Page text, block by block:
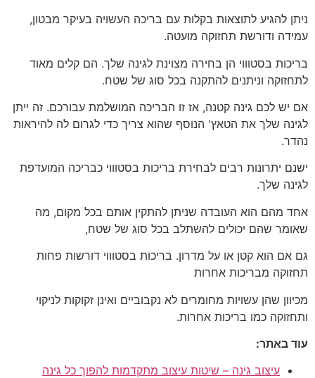
ניתן להגיע לתוצאות בקלות עם בריכה העשויה בעיקר מבטון,
עמידה ודורשת תחזוקה מועטה.
בריכות בסטוווי הן בחירה מצוינת לגינה שלך. הם קלים מאוד
לתחזוקה וניתנים להתקנה בכל סוג של שטח.
אם יש לכם גינה קטנה, אז זו הבריכה המושלמת עבורכם. זה ייתן
לגינה שלך את הטאץ' הנוסף שהוא צריך כדי לגרום לה להיראות
נהדר.
ישנם יתרונות רבים לבחירת בריכות בסטוווי כבריכה המועדפת
לגינה שלך.
אחד מהם הוא העובדה שניתן להתקין אותם בכל מקום, מה
שאומר שהם יכולים להשתלב בכל סוג של שטח,
גם אם הוא קטן או על מדרון. בריכות בסטוווי דורשות פחות
תחזוקה מבריכות אחרות
מכיוון שהן עשויות מחומרים לא נקבוביים ואינן זקוקות לניקוי
ותחזוקה כמו בריכות אחרות.
עוד באתר:
עיצוב גינה – שיטות עיצוב מתקדמות להפוך כל גינה